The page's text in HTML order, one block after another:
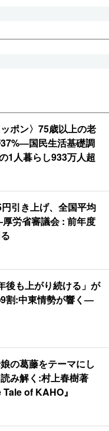
ッポン〉75歳以上の老
国民生活基礎調
1人暮らし933万人超
引き上げ、全国平均
労省審議会 : 前年度
後も上がり続ける」が
割:中東情勢が響く―
娘の葛藤をテーマにし
み解く:村上春樹著
Tale of KAHO』